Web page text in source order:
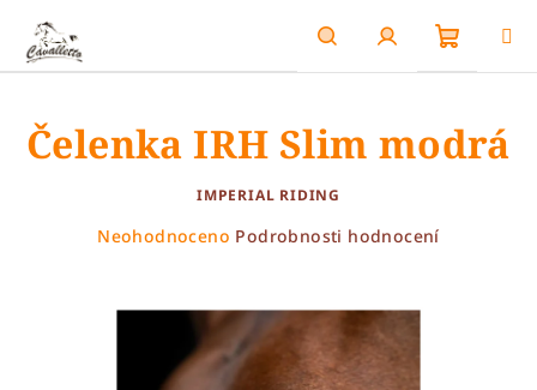
obsah
HledatPřihlášení
košík
Čelenka IRH Slim modrá
IMPERIAL RIDING
Průměrné
Neohodnoceno Podrobnosti hodnocení